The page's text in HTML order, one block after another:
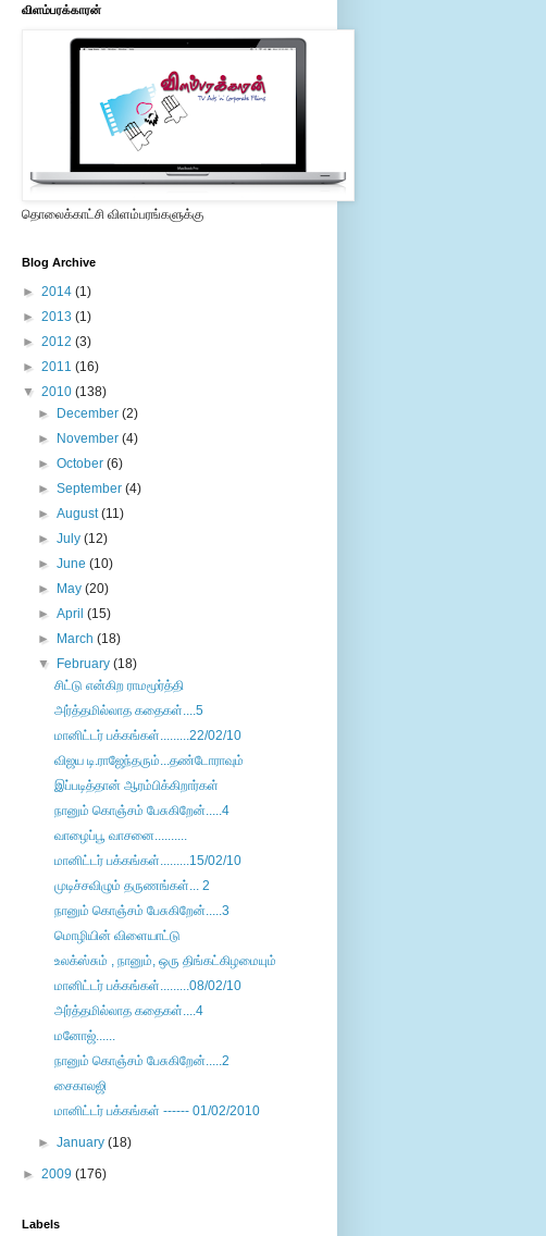
விளம்பரக்காரன்
தொலைக்காட்சி விளம்பரங்களுக்கு
Blog Archive
► 2014 (1)
► 2013 (1)
► 2012 (3)
► 2011 (16)
▼ 2010 (138)
►
December(2)
►
November(4)
►October(6)
►September(4)
►August(11)
►July(12)
►June(10)
►
May(20)
►April(15)
►
March(18)
▼
February(18)
சிட்டு என்கிற ராமமூர்த்தி
அர்த்தமில்லாத கதைகள்....5
மானிட்டர் பக்கங்கள்.........22/02/10
விஜய டி.ராஜேந்தரும்...தண்டோராவும்
இப்படித்தான் ஆரம்பிக்கிறார்கள்
நானும் கொஞ்சம் பேசுகிறேன்.....4
வாழைப்பூ வாசனை..........
மானிட்டர் பக்கங்கள்.........15/02/10
முடிச்சவிழும் தருணங்கள்... 2
நானும் கொஞ்சம் பேசுகிறேன்.....3
மொழியின் விளையாட்டு
உலக்ஸ்சும் , நானும், ஒரு திங்கட்கிழமையும்
மானிட்டர் பக்கங்கள்.........08/02/10
அர்த்தமில்லாத கதைகள்....4
மனோஜ்......
நானும் கொஞ்சம் பேசுகிறேன்.....2
சைகாலஜி
மானிட்டர் பக்கங்கள் ------ 01/02/2010
►January(18)
► 2009 (176)
Labels